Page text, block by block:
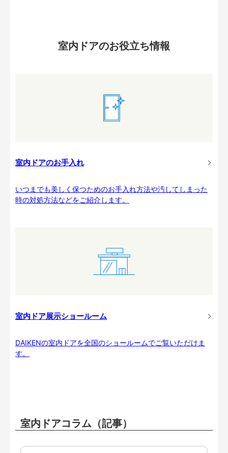
室内ドアのお役立ち情報
室内ドアのお手入れ
いつまでも美しく保つためのお手入れ方法や汚してしまった
時の対処方法などをご紹介します。
室内ドア展示ショールーム
DAIKENの室内ドアを全国のショールームでご覧いただけま
す。
室内ドアコラム（記事）